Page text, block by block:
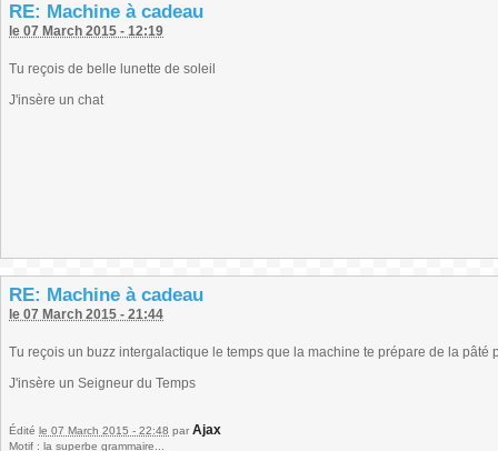
RE: Machine à cadeau
le 07 March 2015 - 12:19
Tu reçois de belle lunette de soleil
J'insère un chat
RE: Machine à cadeau
le 07 March 2015 - 21:44
Tu reçois un buzz intergalactique le temps que la machine te prépare de la pâté
J'insère un Seigneur du Temps
Édité le 07 March 2015 - 22:48 par Ajax
Motif : la superbe grammaire...